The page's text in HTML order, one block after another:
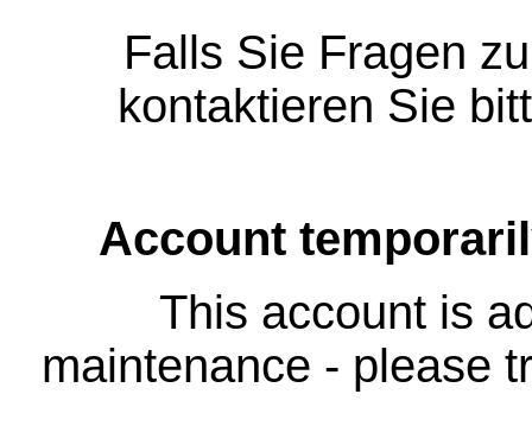
Falls Sie Fragen
kontaktieren Sie
Account
This account is
maintenance - please